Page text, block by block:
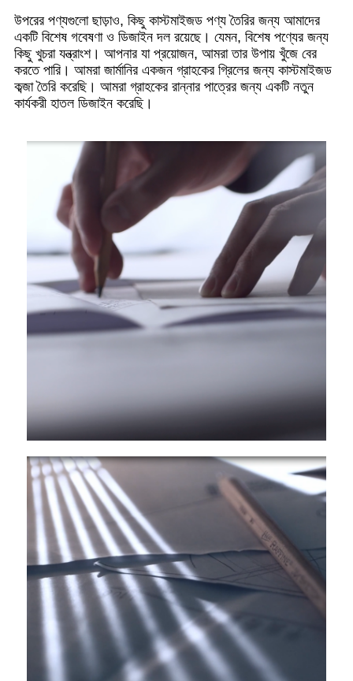
উপরের পণ্যগুলো ছাড়াও, কিছু কাস্টমাইজড পণ্য তৈরির জন্য আমাদের
একটি বিশেষ গবেষণা ও ডিজাইন দল রয়েছে। যেমন, বিশেষ পণ্যের জন্য
কিছু খুচরা যন্ত্রাংশ। আপনার যা প্রয়োজন, আমরা তার উপায় খুঁজে বের
করতে পারি। আমরা জার্মানির একজন গ্রাহকের গ্রিলের জন্য কাস্টমাইজড
কব্জা তৈরি করেছি। আমরা গ্রাহকের রান্নার পাত্রের জন্য একটি নতুন
কার্যকরী হাতল ডিজাইন করেছি।